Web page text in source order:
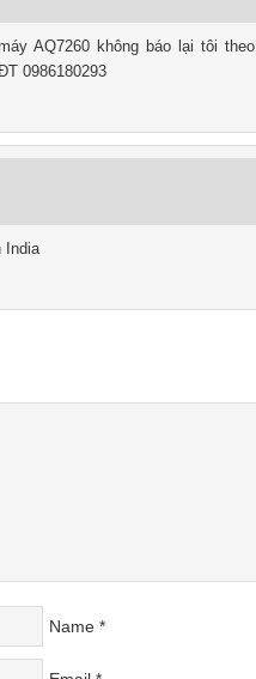
AQ7260 không báo lại tôi
0986180293
India
Name *